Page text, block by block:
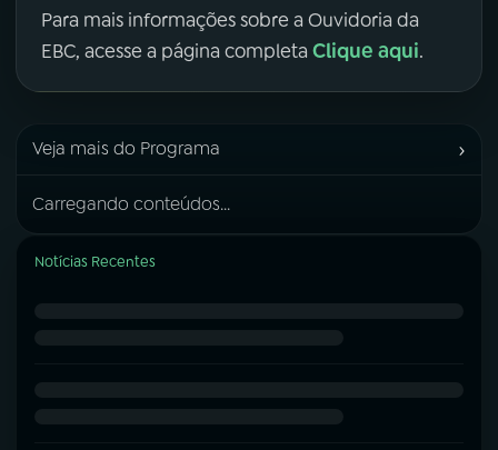
Para mais informações sobre a Ouvidoria da
EBC, acesse a página completa Clique aqui.
Veja mais do Programa ›
Carregando conteúdos...
Notícias Recentes